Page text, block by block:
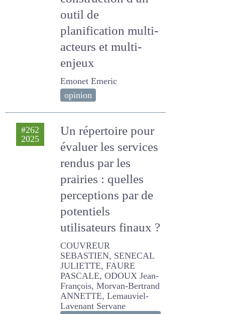
Piloter le pâturage
ovin itinérant :
réflexions sur la
construction d'un
outil de
planification
multi-acteurs et
multi-enjeux
Emonet Emeric
opinion
Un répertoire pour
évaluer les services
rendus par les
perceptions par de
potentiels
utilisateurs finaux
?